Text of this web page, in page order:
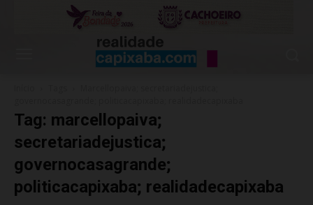
Tag: marcellopaiva;
secretariadejustica;
governocasagrande;
politicacapixaba; realidadecapixaba